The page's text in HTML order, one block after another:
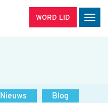
WORD LID
Nieuws
Blog